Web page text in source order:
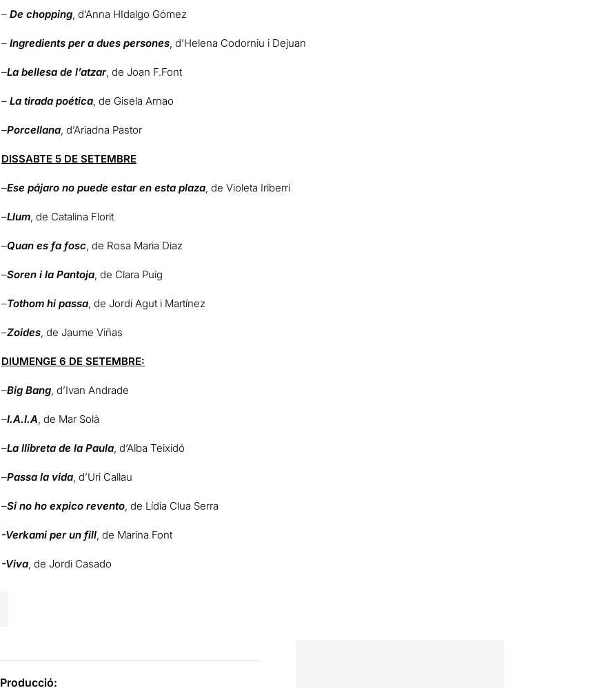
– De chopping, d’Anna HIdalgo Gómez
–Ingredients per a dues persones, d’Helena Codorniu i Dejuan
–La bellesa de l’atzar, de Joan F.Font
–La tirada poética, de Gisela Arnao
–Porcellana, d’Ariadna Pastor
DISSABTE 5 DE SETEMBRE
–Ese pájaro no puede estar en esta plaza, de Violeta Iriberri
–Llum, de Catalina Florit
–Quan es fa fosc, de Rosa Maria Diaz
–Soren i la Pantoja, de Clara Puig
–Tothom hi passa, de Jordi Agut i Martínez
–Zoides, de Jaume Viñas
DIUMENGE 6 DE SETEMBRE:
–Big Bang, d’Ivan Andrade
–I.A.I.A , de Mar Solà
–La llibreta de la Paula, d’Alba Teixidó
–Passa la vida, d’Uri Callau
–Si no ho expico revento, de Lídia Clua Serra
-Verkami per un fill, de Marina Font
-Viva, de Jordi Casado
Producció: